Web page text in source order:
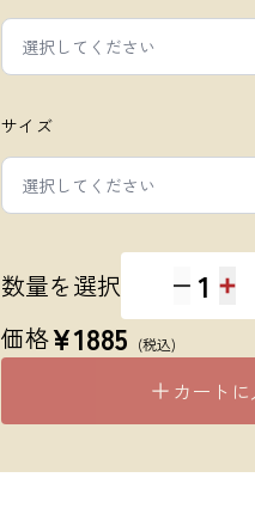
選択してください
サイズ
選択してください
数量を選択 1
価格¥1885 (税込)
カート